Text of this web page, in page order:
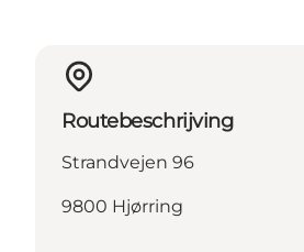
Routebeschrijving
Strandvejen 96
9800 Hjørring